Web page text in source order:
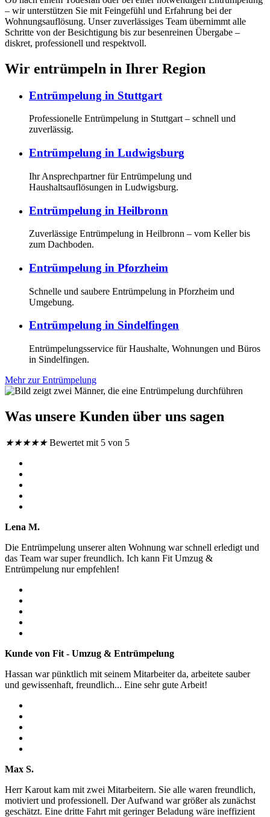
– wir unterstützen Sie mit Feingefühl und Erfahrung bei der
Wohnungsauflösung. Unser zuverlässiges Team übernimmt alle
Schritte von der Besichtigung bis zur besenreinen Übergabe –
diskret, professionell und respektvoll.
Wir entrümpeln in Ihrer Region
Entrümpelung in Stuttgart
Professionelle Entrümpelung in Stuttgart – schnell und
zuverlässig.
Entrümpelung in Ludwigsburg
Ihr Ansprechpartner für Entrümpelung und
Haushaltsauflösungen in Ludwigsburg.
Entrümpelung in Heilbronn
Zuverlässige Entrümpelung in Heilbronn – vom Keller bis
zum Dachboden.
Entrümpelung in Pforzheim
Schnelle und saubere Entrümpelung in Pforzheim und
Umgebung.
Entrümpelung in Sindelfingen
Entrümpelungsservice für Haushalte, Wohnungen und Büros
in Sindelfingen.
Mehr zur Entrümpelung
Was unsere Kunden über uns sagen
★★★★★ Bewertet mit 5 von 5
Lena M.
Die Entrümpelung unserer alten Wohnung war schnell erledigt und
das Team war super freundlich. Ich kann Fit Umzug &
Entrümpelung nur empfehlen!
Kunde von Fit - Umzug & Entrümpelung
Hassan war pünktlich mit seinem Mitarbeiter da, arbeitete sauber
und gewissenhaft, freundlich... Eine sehr gute Arbeit!
Max S.
Herr Karout kam mit zwei Mitarbeitern. Sie alle waren freundlich,
motiviert und professionell. Der Aufwand war größer als zunächst
geschätzt. Eine dritte Fahrt mit geringer Beladung wäre ineffizient